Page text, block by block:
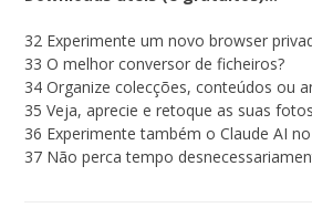
32 Experimente um novo browser
33 O melhor conversor de ficheiros?
34 Organize colecções, conteúdos ou
35 Veja, aprecie e retoque as suas
36 Experimente também o Claude AI no
37 Não perca tempo